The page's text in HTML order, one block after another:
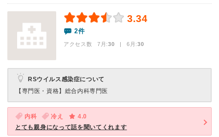
3.34
2件
アクセス数 7月:30 | 6月:30
RSウイルス感染症について
【専門医・資格】 総合内科専門医
内科 冷え
4.0
とても親身になって話を聞いてくれます